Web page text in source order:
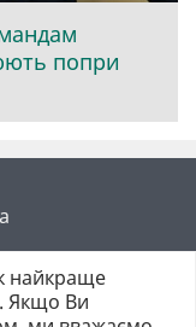
попри
найкраще
Якщо Ви